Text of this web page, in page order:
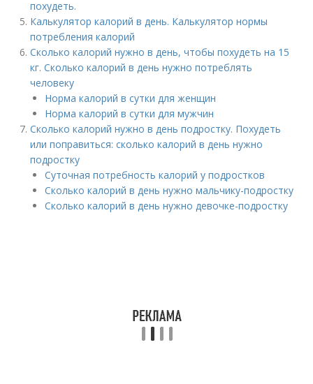
похудеть.
Калькулятор калорий в день. Калькулятор нормы
потребления калорий
Сколько калорий нужно в день, чтобы похудеть на 15
кг. Сколько калорий в день нужно потреблять
человеку
Норма калорий в сутки для женщин
Норма калорий в сутки для мужчин
Сколько калорий нужно в день подростку. Похудеть
или поправиться: сколько калорий в день нужно
подростку
Суточная потребность калорий у подростков
Сколько калорий в день нужно мальчику-подростку
Сколько калорий в день нужно девочке-подростку